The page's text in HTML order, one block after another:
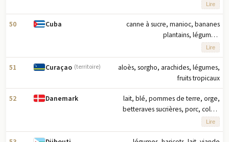
pommes de terre, porc, raisins (2023)
note : dix principaux produits
agricoles basés sur le tonnage
Lire
50 Cuba
canne à sucre, manioc, bananes
plantains, légumes,
mangues/goyaves, lait, tomates,
courges/citrouilles, patates douces,
bananes (2023) note : les dix
principaux produits agricoles basés
sur le tonnage
Lire
51 Curaçao (territoire)
aloès, sorgho, arachides, légumes,
fruits tropicaux
52 Danemark
lait, blé, pommes de terre, orge,
betteraves sucrières, porc, colza,
seigle, avoine, poulet (2023) note :
dix principaux produits agricoles en
Lire